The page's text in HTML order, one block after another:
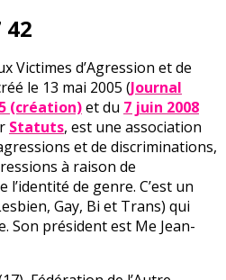
42
Victimes d’Agression et de
le 13 mai 2005 (Journal
(création)et du 7 juin 2008
Statuts, est une association
et de discriminations,
à raison de
de genre. C’est un
Gay, Bi et Trans) qui
Son président est Me Jean-